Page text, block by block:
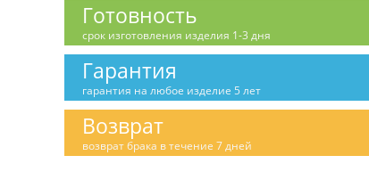
Готовность
срок изготовления изделия 1-3 дня
Гарантия
гарантия на любое изделие 5 лет
Возврат
возврат брака в течение 7 дней